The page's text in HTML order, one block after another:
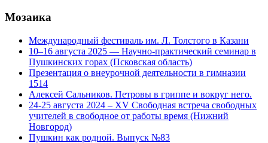
Мозаика
Международный фестиваль им. Л. Толстого в Казани
10–16 августа 2025 — Научно-практический семинар в
Пушкинских горах (Псковская область)
Презентация о внеурочной деятельности в гимназии
1514
Алексей Сальников. Петровы в гриппе и вокруг него.
24-25 августа 2024 – XV Свободная встреча свободных
учителей в свободное от работы время (Нижний
Новгород)
Пушкин как родной. Выпуск №83